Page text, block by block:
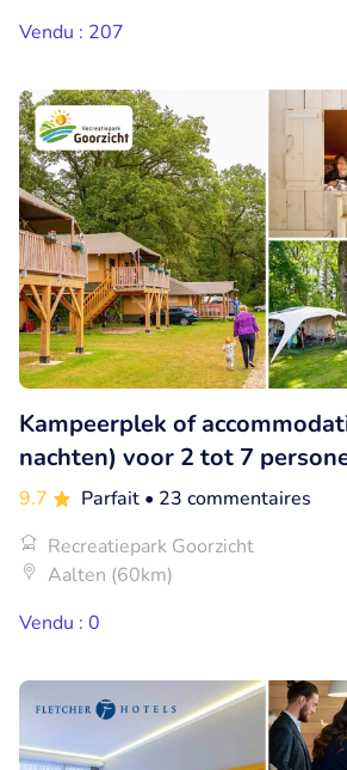
Vendu : 207
Kampeerplek of
nachten) voor 2 tot 7
9.7 Parfait • 23 commentaires
Recreatiepark Goorzicht
Aalten (60km)
Vendu : 0